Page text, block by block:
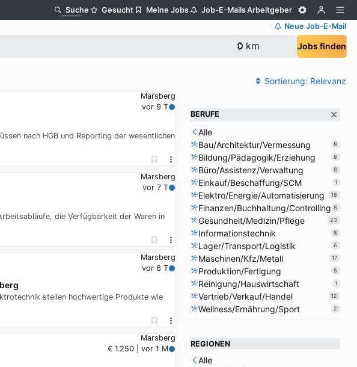
Suche Gesucht Meine Jobs Job-E-MailsArbeitgeber
Neue Job-E-Mail
Jobs finden
Sortierung: Relevanz
Marsberg
vor 9 T
nach HGB und Reporting der wesentlichen
Marsberg
vor 7 T
die Verfügbarkeit der Waren in
Marsberg
vor 6 T
stellen hochwertige Produkte wie
Marsberg
€ 1.250 | vor 1 M
BERUFE
Alle
Bau/Architektur/Vermessung
8
Bildung/Pädagogik/Erziehung 8
Büro/Assistenz/Verwaltung 8
Einkauf/Beschaffung/SCM 1
Elektro/Energie/Automatisierung 18
Finanzen/Buchhaltung/Controlling 8
Gesundheit/Medizin/Pflege 23
Informationstechnik 8
Lager/Transport/Logistik 6
Maschinen/Kfz/Metall 17
Produktion/Fertigung 5
Reinigung/Hauswirtschaft 1
Vertrieb/Verkauf/Handel 12
Wellness/Ernährung/Sport 2
REGIONEN
Alle